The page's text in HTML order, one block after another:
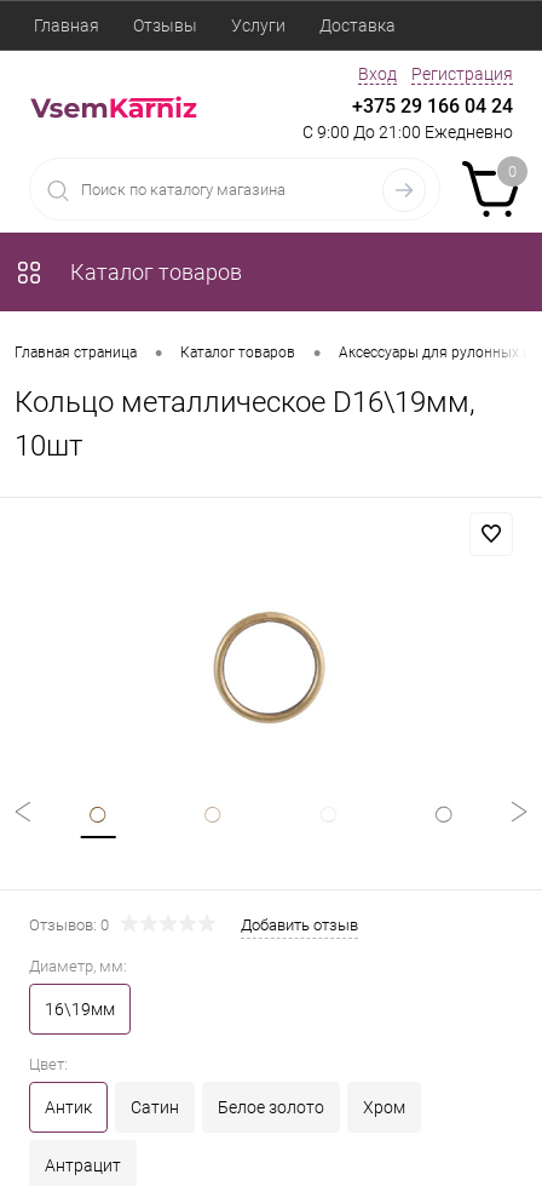
Главная Отзывы Услуги Доставка
Вход Регистрация
+375 29 166 04 24
С 9:00 До 21:00 Ежедневно
0
Каталог товаров
Главная страница • Каталог товаров • Аксессуары для рулонных
Кольцо металлическое D16\19мм,
10шт
Отзывов: 0 Добавить отзыв
Диаметр, мм:
16\19мм
Цвет:
Антик Сатин Белое золото Хром
Антрацит